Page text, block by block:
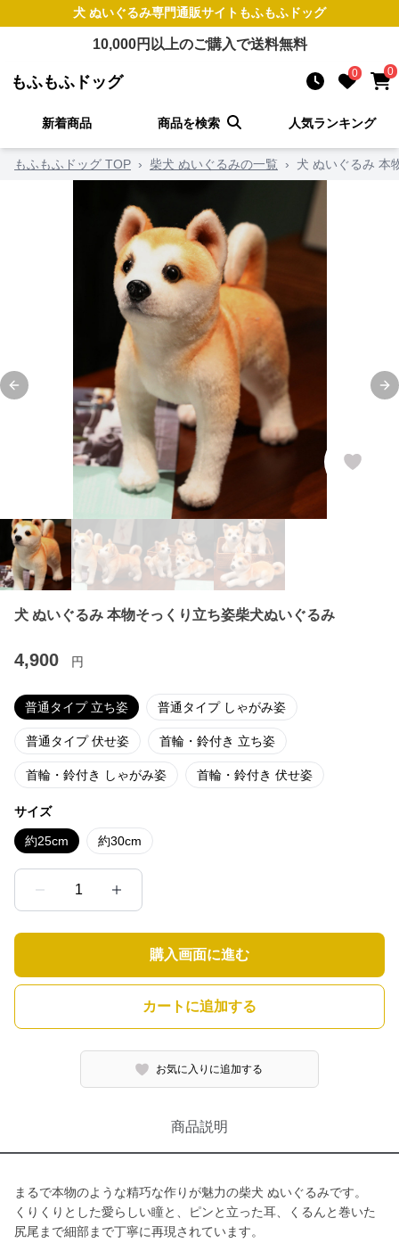
犬 ぬいぐるみ専門通販サイト もふもふドッグ
10,000円以上のご購入で送料無料
もふもふドッグ 0 0
新着商品 商品を検索 人気ランキング
もふもふドッグ TOP › 柴犬 ぬいぐるみの一覧 › 犬 ぬいぐるみ 本
Previous slide
犬 ぬいぐるみ 本物そっくり立ち姿柴犬ぬいぐるみ
4,900 円
普通タイプ 立ち姿 普通タイプ しゃがみ姿
普通タイプ 伏せ姿 首輪・鈴付き 立ち姿
首輪・鈴付き しゃがみ姿 首輪・鈴付き 伏せ姿
サイズ
約25cm 約30cm
1
購入画面に進む
カートに追加する
お気に入りに追加する
商品説明
まるで本物のような精巧な作りが魅力の柴犬 ぬいぐるみです。
くりくりとした愛らしい瞳と、ピンと立った耳、くるんと巻いた
尻尾まで細部まで丁寧に再現されています。